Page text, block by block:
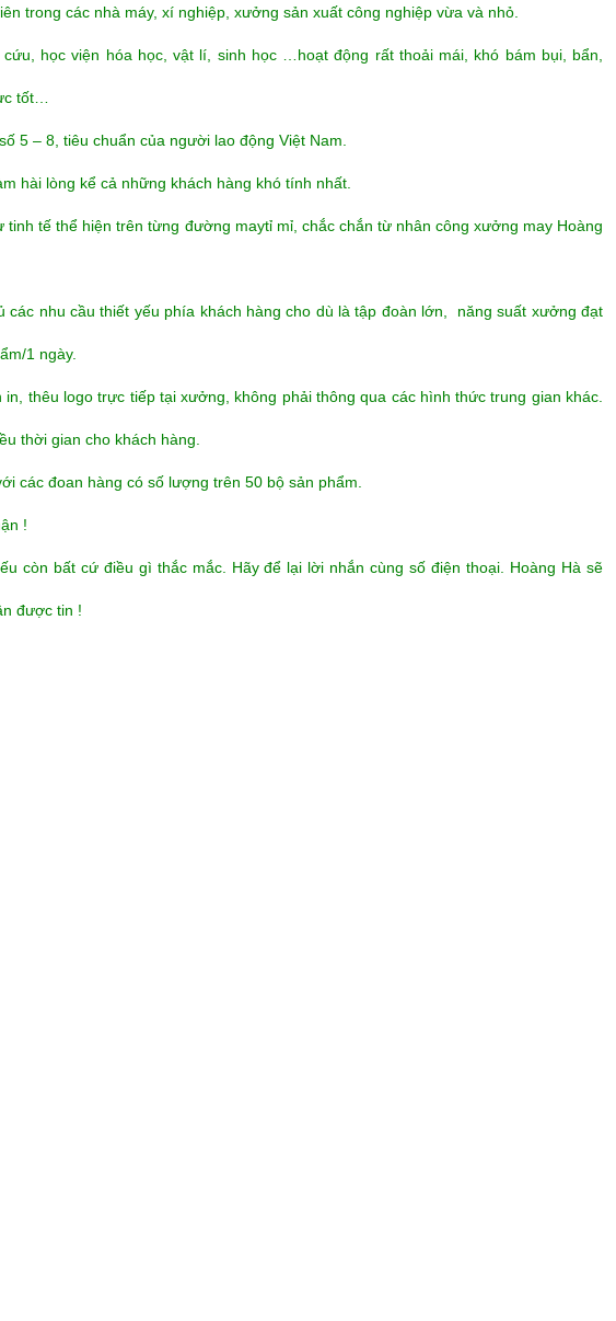
trong các nhà máy, xí nghiệp, xưởng sản xuất công nghiệp vừa và nhỏ.
cứu, học viện hóa học, vật lí, sinh học …hoạt động rất thoải mái, khó bám bụi, bẩn,
tốt…
5 – 8, tiêu chuẩn của người lao động Việt Nam.
hài lòng kể cả những khách hàng khó tính nhất.
tinh tế thể hiện trên từng đường maytỉ mỉ, chắc chắn từ nhân công xưởng may Hoàng
nhu cầu thiết yếu phía khách hàng cho dù là tập đoàn lớn, năng suất xưởng đạt
1 ngày.
thêu logo trực tiếp tại xưởng, không phải thông qua các hình thức trung gian khác.
thời gian cho khách hàng.
các đoan hàng có số lượng trên 50 bộ sản phẩm.
!
còn bất cứ điều gì thắc mắc. Hãy để lại lời nhắn cùng số điện thoại. Hoàng Hà sẽ
được tin !